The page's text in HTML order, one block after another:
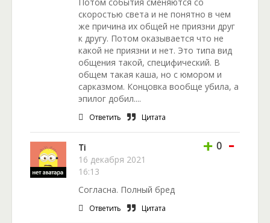
скоростью света и не понятно в чем
же причина их общей не приязни друг
к другу. Потом оказывается что не
какой не приязни и нет. Это типа вид
общения такой, специфический. В
общем такая каша, но с юмором и
сарказмом. Концовка вообще убила, а
эпилог добил....
Ответить Цитата
Ti
16 декабря 2021
16:13
+ 0 -
Согласна. Полный бред
Ответить Цитата